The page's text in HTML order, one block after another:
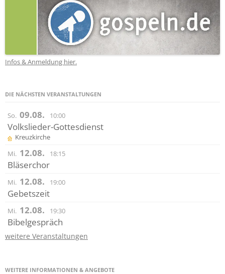
Infos & Anmeldung hier.
DIE NÄCHSTEN VERANSTALTUNGEN
So. 09.08. 10:00
Volkslieder-Gottesdienst
Kreuzkirche
Mi. 12.08. 18:15
Bläserchor
Mi. 12.08. 19:00
Gebetszeit
Mi. 12.08. 19:30
Bibelgespräch
weitere Veranstaltungen
WEITERE INFORMATIONEN & ANGEBOTE